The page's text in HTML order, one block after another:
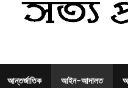
আন্তর্জাতিক আইন-আদালত